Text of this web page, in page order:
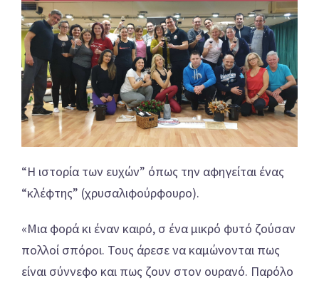
“Η ιστορία των ευχών” όπως την αφηγείται ένας
“κλέφτης” (χρυσαλιφούρφουρο).
«Μια φορά κι έναν καιρό, σ ένα μικρό φυτό ζούσαν
πολλοί σπόροι. Τους άρεσε να καμώνονται πως
είναι σύννεφο και πως ζουν στον ουρανό. Παρόλο